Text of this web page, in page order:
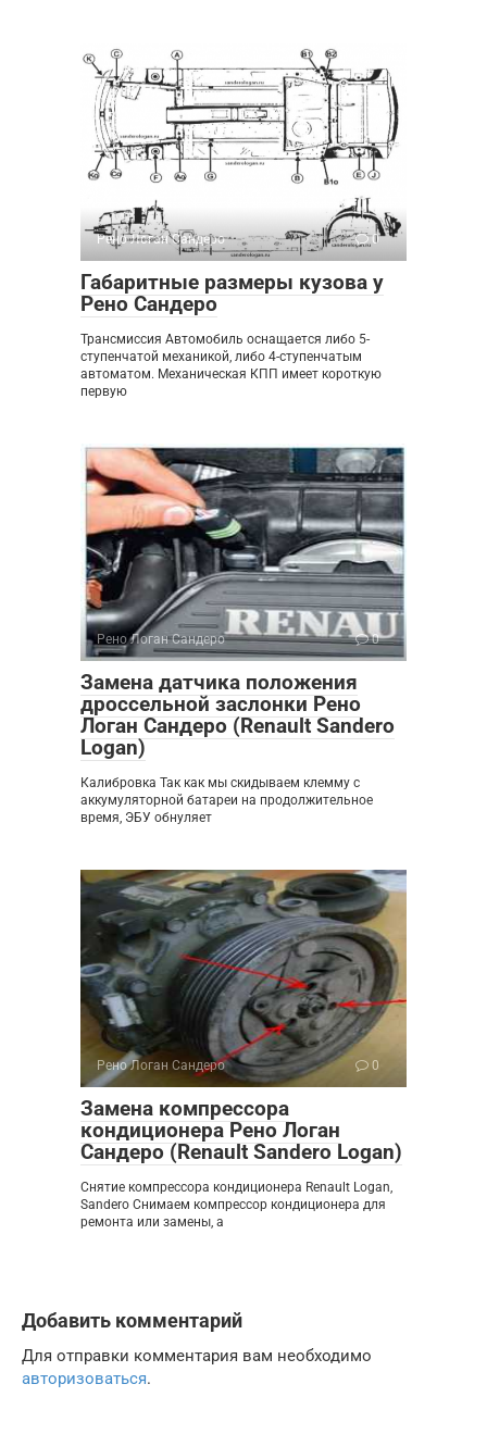
Рено Логан Сандеро 0
Габаритные размеры кузова у
Рено Сандеро
Трансмиссия Автомобиль оснащается либо 5-
ступенчатой механикой, либо 4-ступенчатым
автоматом. Механическая КПП имеет короткую
первую
Рено Логан Сандеро 0
Замена датчика положения
дроссельной заслонки Рено
Логан Сандеро (Renault Sandero
Logan)
Калибровка Так как мы скидываем клемму с
аккумуляторной батареи на продолжительное
время, ЭБУ обнуляет
Рено Логан Сандеро 0
Замена компрессора
кондиционера Рено Логан
Сандеро (Renault Sandero Logan)
Снятие компрессора кондиционера Renault Logan,
Sandero Снимаем компрессор кондиционера для
ремонта или замены, а
Добавить комментарий
Для отправки комментария вам необходимо
авторизоваться.